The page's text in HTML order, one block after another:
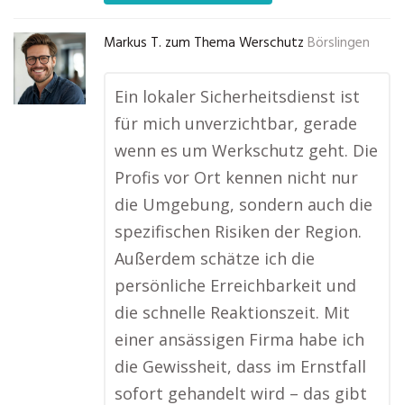
Markus T. zum Thema Werschutz Börslingen
Ein lokaler Sicherheitsdienst ist
für mich unverzichtbar, gerade
wenn es um Werkschutz geht. Die
Profis vor Ort kennen nicht nur
die Umgebung, sondern auch die
spezifischen Risiken der Region.
Außerdem schätze ich die
persönliche Erreichbarkeit und
die schnelle Reaktionszeit. Mit
einer ansässigen Firma habe ich
die Gewissheit, dass im Ernstfall
sofort gehandelt wird – das gibt